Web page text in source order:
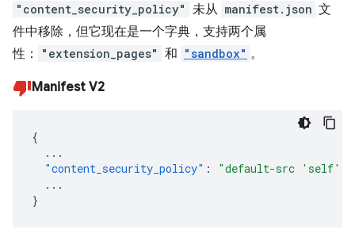
"content_security_policy" 未从 manifest.json 文
件中移除，但它现在是一个字典，支持两个属
性：
"extension_pages" 和 "sandbox" 。
Manifest V2
{
...
"content_security_policy" :
"default-src 'self'"
...
}